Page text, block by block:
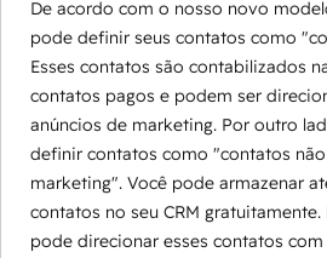
De acordo com o nosso novo
pode definir seus contatos como
Esses contatos são contabilizados
contatos pagos e podem ser
anúncios de marketing. Por outro
definir contatos como "contatos
marketing". Você pode armazenar
contatos no seu CRM
pode direcionar esses contatos